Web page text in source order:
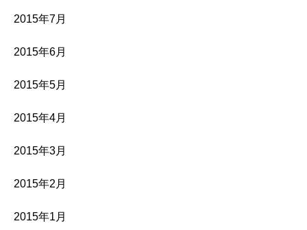
2015年7月
2015年6月
2015年5月
2015年4月
2015年3月
2015年2月
2015年1月